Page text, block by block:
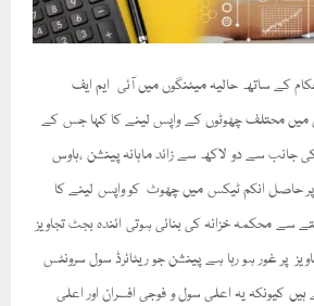
کے ساتھ حالیہ میٹنگوں میں آئی ایم ایف
میں محتلف چھوٹوں کے واپس لینے کا کہا جس کے
جانب سے دو لاکھ سے زائد ماہانہ پینشن ،ہاوس
پر حاصل انکم ٹیکس میں چھوٹ کو واپس لینے کا
سے محکمہ خزانہ کی بنائی ہوتی ائندہ بجٹ تجاویز
پر غور ہو رہا ہے پینشن جو ریٹائرڈ سول سرونٹس
ہیں کیونکہ یہ اعلی سول و فوجی افسران اور اعلی